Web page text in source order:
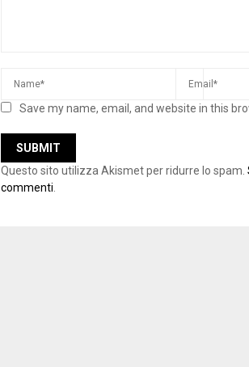
Save my name, email, and website in this
Questo sito utilizza Akismet per ridurre lo spam.
commenti.